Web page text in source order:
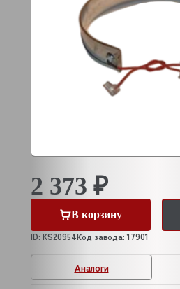
Аналоги
2 373 ₽
В корзину
ID: KS20954Код завода: 17901